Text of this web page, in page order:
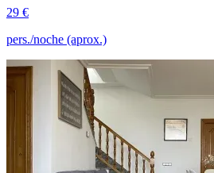
29 €
pers./noche (aprox.)